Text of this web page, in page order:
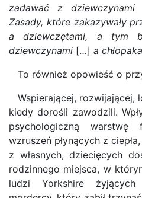
zadawać z
Zasady, które zakazywały
a dziewczętami, a tym
dziewczynami […] a
To również opowieść o
Wspierającej, rozwijającej,
kiedy dorośli zawodzili.
psychologiczną
wzruszeń płynących z
z własnych, dziecięcych
rodzinnego miejsca, w
ludzi Yorkshire